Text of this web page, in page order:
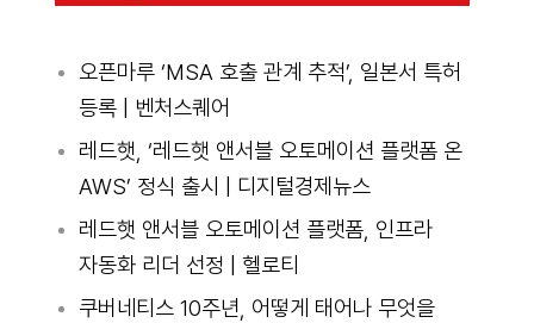
오픈마루 ‘MSA 호출 관계 추적’, 일본서 특허
등록 | 벤처스퀘어
레드햇, ‘레드햇 앤서블 오토메이션 플랫폼 온
AWS’ 정식 출시 | 디지털경제뉴스
레드햇 앤서블 오토메이션 플랫폼, 인프라
자동화 리더 선정 | 헬로티
쿠버네티스 10주년, 어떻게 태어나 무엇을